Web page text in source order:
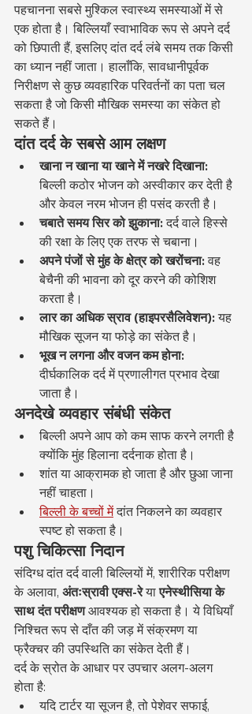
पहचानना सबसे मुश्किल स्वास्थ्य समस्याओं में से
एक होता है। बिल्लियाँ स्वाभाविक रूप से अपने दर्द
को छिपाती हैं, इसलिए दांत दर्द लंबे समय तक किसी
का ध्यान नहीं जाता। हालाँकि, सावधानीपूर्वक
निरीक्षण से कुछ व्यवहारिक परिवर्तनों का पता चल
सकता है जो किसी मौखिक समस्या का संकेत हो
सकते हैं।
दांत दर्द के सबसे आम लक्षण
खाना न खाना या खाने में नखरे दिखाना:
बिल्ली कठोर भोजन को अस्वीकार कर देती है
और केवल नरम भोजन ही पसंद करती है।
चबाते समय सिर को झुकाना: दर्द वाले हिस्से
की रक्षा के लिए एक तरफ से चबाना।
अपने पंजों से मुंह के क्षेत्र को खरोंचना: वह
बेचैनी की भावना को दूर करने की कोशिश
करता है।
लार का अधिक स्राव (हाइपरसैलिवेशन): यह
मौखिक सूजन या फोड़े का संकेत है।
भूख न लगना और वजन कम होना:
दीर्घकालिक दर्द में प्रणालीगत प्रभाव देखा
जाता है।
अनदेखे व्यवहार संबंधी संकेत
बिल्ली अपने आप को कम साफ करने लगती है
क्योंकि मुंह हिलाना दर्दनाक होता है।
शांत या आक्रामक हो जाता है और छुआ जाना
नहीं चाहता।
बिल्ली के बच्चों में दांत निकलने का व्यवहार
स्पष्ट हो सकता है।
पशु चिकित्सा निदान
संदिग्ध दांत दर्द वाली बिल्लियों में, शारीरिक परीक्षण
के अलावा, अंतःस्रावी एक्स-रे या एनेस्थीसिया के
साथ दंत परीक्षण आवश्यक हो सकता है। ये विधियाँ
निश्चित रूप से दाँत की जड़ में संक्रमण या
फ्रैक्चर की उपस्थिति का संकेत देती हैं।
दर्द के स्रोत के आधार पर उपचार अलग-अलग
होता है:
यदि टार्टर या सूजन है, तो पेशेवर सफाई,